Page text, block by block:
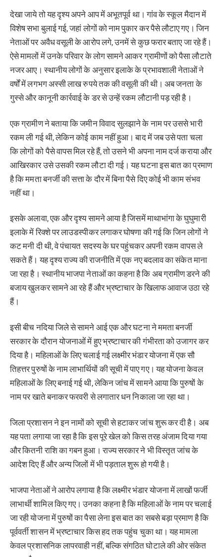
देखा जाये तो यह दृश्य अपने आप में अभूतपूर्व था। गांव के स्कूल मैदान में
विशेष सभा बुलाई गई, जहां लोगों को नाम पुकार कर पैसे लौटाए गए। जिन
नेताओं पर अवैध वसूली के आरोप लगे, उनमें से कुछ फरार बताए जा रहे हैं।
ऐसे मामलों में उनके परिवार के लोग सामने आकर ग्रामीणों को पैसा लौटाते
नजर आए। स्थानीय लोगों के अनुसार इलाके के प्रभावशाली नेताओं ने
वर्षों में लगभग अस्सी लाख रुपये तक की वसूली की थी। अब जनता के
गुस्से और कानूनी कार्रवाई के डर से उन्हें रकम लौटानी पड़ रही है।
एक ग्रामीण ने बताया कि जमीन विवाद सुलझाने के नाम पर उससे भारी
रकम ली गई थी, लेकिन कोई काम नहीं हुआ। बाद में जब उसे पता चला
कि लोगों को पैसे वापस मिल रहे हैं, तो उसने भी अपना नाम दर्ज कराया और
आखिरकार उसे उसकी रकम लौटा दी गई। यह घटना इस बात का प्रमाण
है कि ममता बनर्जी की सत्ता के दौर में बिना पैसे दिए कोई भी काम संभव
नहीं था।
इसके अलावा, एक और दृश्य सामने आया है जिसमें माथाभांगा के घुघुमारी
इलाके में रिक्शे पर लाउडस्पीकर लगाकर घोषणा की गई कि जिन लोगों ने
कट मनी दी थी, वे पंचायत सदस्य के घर पहुंचकर अपनी रकम वापस ले
सकते हैं। यह दृश्य राज्य की राजनीति में एक नए बदलाव का संकेत माना
जा रहा है। स्थानीय भाजपा नेताओं का कहना है कि अब ग्रामीण डरने की
बजाय खुलकर सामने आ रहे हैं और भ्रष्टाचार के खिलाफ आवाज उठा रहे
हैं।
इसी बीच नदिया जिले से सामने आई एक और घटना ने ममता बनर्जी
सरकार के दौरान योजनाओं में हुए भ्रष्टाचार की गंभीरता को उजागर कर
दिया है। महिलाओं के लिए चलाई गई लक्ष्मीर भंडार योजना में एक सौ
तिहत्तर पुरुषों के नाम लाभार्थियों की सूची में पाए गए। यह योजना केवल
महिलाओं के लिए बनाई गई थी, लेकिन जांच में सामने आया कि पुरुषों के
नाम पर खाते बनाकर फरवरी से लगातार धन निकाला जा रहा था।
जिला प्रशासन ने इन नामों को सूची से हटाकर जांच शुरू कर दी है। अब
यह पता लगाया जा रहा है कि इस पूरे खेल को किस तरह अंजाम दिया गया
और कितनी राशि का गबन हुआ। राज्य सरकार ने भी विस्तृत जांच के
आदेश दिए हैं और अन्य जिलों में भी पड़ताल शुरू हो गयी है।
भाजपा नेताओं ने आरोप लगाया है कि लक्ष्मीर भंडार योजना में लाखों फर्जी
लाभार्थी शामिल किए गए। उनका कहना है कि महिलाओं के नाम पर चलाई
जा रही योजना में पुरुषों का पैसा लेना इस बात का सबसे बड़ा प्रमाण है कि
पूर्ववर्ती शासन में भ्रष्टाचार किस हद तक पहुंच चुका था। यह मामला
केवल प्रशासनिक लापरवाही नहीं, बल्कि संगठित घोटाले की ओर संकेत